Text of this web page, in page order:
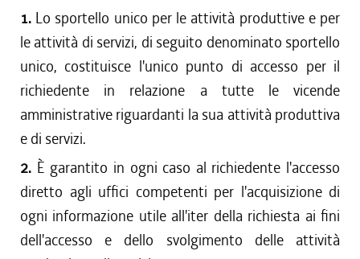
1. Lo sportello unico per le attività produttive e per
le attività di servizi, di seguito denominato sportello
unico, costituisce l'unico punto di accesso per il
richiedente in relazione a tutte le vicende
amministrative riguardanti la sua attività produttiva
e di servizi.
2. È garantito in ogni caso al richiedente l'accesso
diretto agli uffici competenti per l'acquisizione di
ogni informazione utile all'iter della richiesta ai fini
dell'accesso e dello svolgimento delle attività